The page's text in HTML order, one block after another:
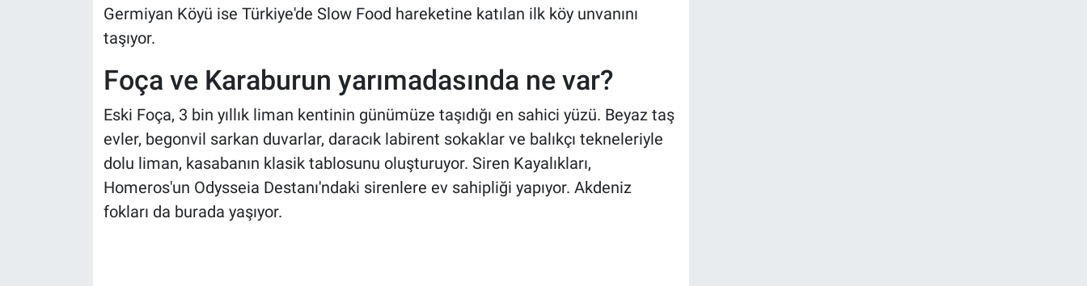
Germiyan Köyü ise Türkiye'de Slow Food hareketine katılan ilk köy unvanını
taşıyor.
Foça ve Karaburun yarımadasında ne var?
Eski Foça, 3 bin yıllık liman kentinin günümüze taşıdığı en sahici yüzü. Beyaz taş
evler, begonvil sarkan duvarlar, daracık labirent sokaklar ve balıkçı tekneleriyle
dolu liman, kasabanın klasik tablosunu oluşturuyor. Siren Kayalıkları,
Homeros'un Odysseia Destanı'ndaki sirenlere ev sahipliği yapıyor. Akdeniz
fokları da burada yaşıyor.